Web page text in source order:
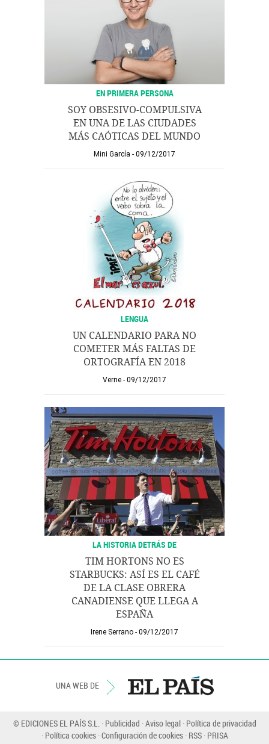
EN PRIMERA PERSONA
SOY OBSESIVO-COMPULSIVA
EN UNA DE LAS CIUDADES
MÁS CAÓTICAS DEL MUNDO
Mini García 09/12/2017
LENGUA
UN CALENDARIO PARA NO
COMETER MÁS FALTAS DE
ORTOGRAFÍA EN 2018
Verne 09/12/2017
LA HISTORIA DETRÁS DE
TIM HORTONS NO ES
STARBUCKS: ASÍ ES EL CAFÉ
DE LA CLASE OBRERA
CANADIENSE QUE LLEGA A
ESPAÑA
Irene Serrano 09/12/2017
UNA WEB DE
© EDICIONES EL PAÍS S.L. Publicidad Aviso legal Política de privacidad
Política cookies Configuración de cookies RSS PRISA